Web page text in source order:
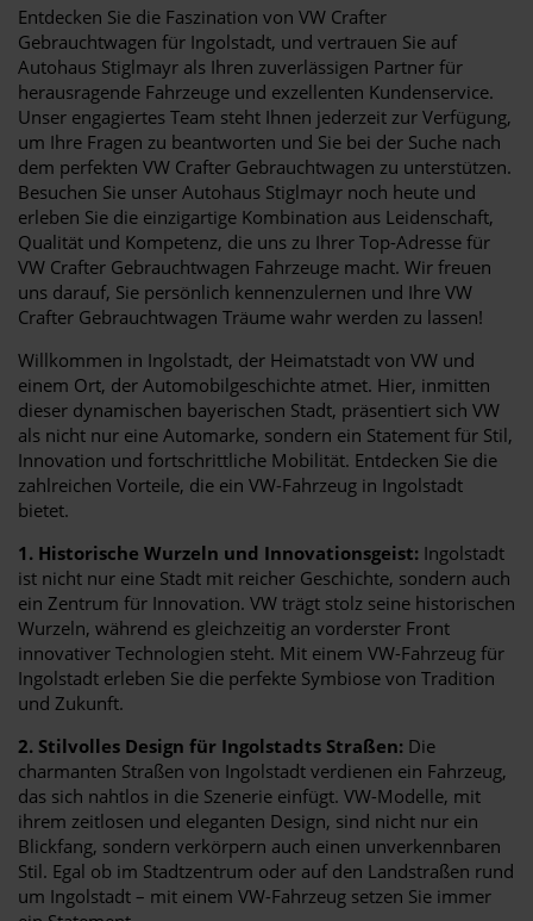
Entdecken Sie die Faszination von VW Crafter
Gebrauchtwagen für Ingolstadt, und vertrauen Sie auf
Autohaus Stiglmayr als Ihren zuverlässigen Partner für
herausragende Fahrzeuge und exzellenten Kundenservice.
Unser engagiertes Team steht Ihnen jederzeit zur Verfügung,
um Ihre Fragen zu beantworten und Sie bei der Suche nach
dem perfekten VW Crafter Gebrauchtwagen zu unterstützen.
Besuchen Sie unser Autohaus Stiglmayr noch heute und
erleben Sie die einzigartige Kombination aus Leidenschaft,
Qualität und Kompetenz, die uns zu Ihrer Top-Adresse für
VW Crafter Gebrauchtwagen Fahrzeuge macht. Wir freuen
uns darauf, Sie persönlich kennenzulernen und Ihre VW
Crafter Gebrauchtwagen Träume wahr werden zu lassen!
Willkommen in Ingolstadt, der Heimatstadt von VW und
einem Ort, der Automobilgeschichte atmet. Hier, inmitten
dieser dynamischen bayerischen Stadt, präsentiert sich VW
als nicht nur eine Automarke, sondern ein Statement für Stil,
Innovation und fortschrittliche Mobilität. Entdecken Sie die
zahlreichen Vorteile, die ein VW-Fahrzeug in Ingolstadt
bietet.
1. Historische Wurzeln und Innovationsgeist: Ingolstadt
ist nicht nur eine Stadt mit reicher Geschichte, sondern auch
ein Zentrum für Innovation. VW trägt stolz seine historischen
Wurzeln, während es gleichzeitig an vorderster Front
innovativer Technologien steht. Mit einem VW-Fahrzeug für
Ingolstadt erleben Sie die perfekte Symbiose von Tradition
und Zukunft.
2. Stilvolles Design für Ingolstadts Straßen: Die
charmanten Straßen von Ingolstadt verdienen ein Fahrzeug,
das sich nahtlos in die Szenerie einfügt. VW-Modelle, mit
ihrem zeitlosen und eleganten Design, sind nicht nur ein
Blickfang, sondern verkörpern auch einen unverkennbaren
Stil. Egal ob im Stadtzentrum oder auf den Landstraßen rund
um Ingolstadt – mit einem VW-Fahrzeug setzen Sie immer